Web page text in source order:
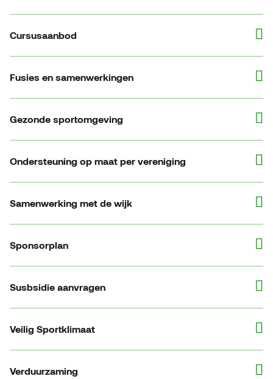
Cursusaanbod
Fusies en samenwerkingen
Gezonde sportomgeving
Ondersteuning op maat per vereniging
Samenwerking met de wijk
Sponsorplan
Susbsidie aanvragen
Veilig Sportklimaat
Verduurzaming